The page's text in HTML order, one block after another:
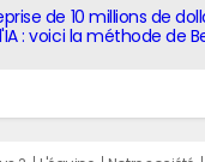
de 10 millions de
: voici la méthode de